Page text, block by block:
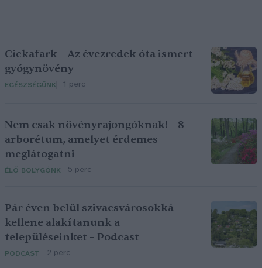
Cickafark – Az évezredek óta ismert
gyógynövény
EGÉSZSÉGÜNK 1 perc
Nem csak növényrajongóknak! – 8
arborétum, amelyet érdemes
meglátogatni
ÉLŐ BOLYGÓNK 5 perc
Pár éven belül szivacsvárosokká
kellene alakítanunk a
településeinket – Podcast
PODCAST 2 perc